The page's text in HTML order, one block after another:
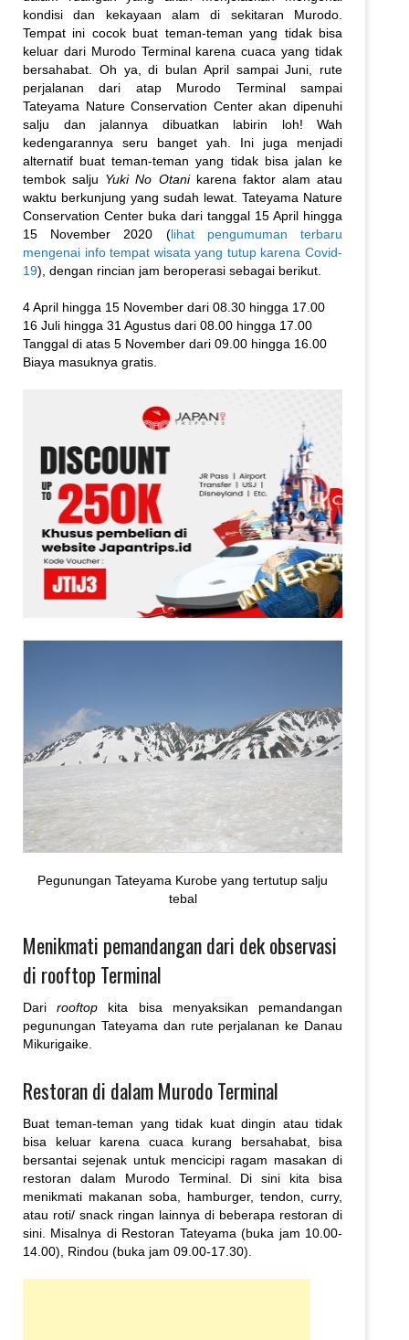
kondisi dan kekayaan alam di sekitaran Murodo.
Tempat ini cocok buat teman-teman yang tidak bisa
keluar dari Murodo Terminal karena cuaca yang tidak
bersahabat. Oh ya, di bulan April sampai Juni, rute
perjalanan dari atap Murodo Terminal sampai
Tateyama Nature Conservation Center akan dipenuhi
salju dan jalannya dibuatkan labirin loh! Wah
kedengarannya seru banget yah. Ini juga menjadi
alternatif buat teman-teman yang tidak bisa jalan ke
tembok salju Yuki No Otanikarena faktor alam atau
waktu berkunjung yang sudah lewat. Tateyama Nature
Conservation Center buka dari tanggal 15 April hingga
15 November 2020 (lihat pengumuman terbaru
mengenai info tempat wisata yang tutup karena Covid-
19), dengan rincian jam beroperasi sebagai berikut.
4 April hingga 15 November dari 08.30 hingga 17.00
16 Juli hingga 31 Agustus dari 08.00 hingga 17.00
Tanggal di atas 5 November dari 09.00 hingga 16.00
Biaya masuknya gratis.
Pegunungan Tateyama Kurobe yang tertutup salju
tebal
Menikmati pemandangan dari dek observasi
di rooftop Terminal
Darirooftop kita bisa menyaksikan pemandangan
pegunungan Tateyama dan rute perjalanan ke Danau
Mikurigaike.
Restoran di dalam Murodo Terminal
Buat teman-teman yang tidak kuat dingin atau tidak
bisa keluar karena cuaca kurang bersahabat, bisa
bersantai sejenak untuk mencicipi ragam masakan di
restoran dalam Murodo Terminal. Di sini kita bisa
menikmati makanan soba, hamburger, tendon, curry,
atau roti/ snack ringan lainnya di beberapa restoran di
sini. Misalnya di Restoran Tateyama (buka jam 10.00-
14.00), Rindou (buka jam 09.00-17.30).